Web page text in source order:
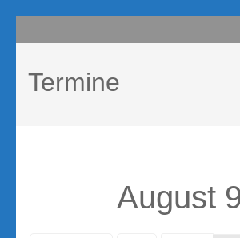
Inhalt
(Enter
drücken)
compurem
Termine
August